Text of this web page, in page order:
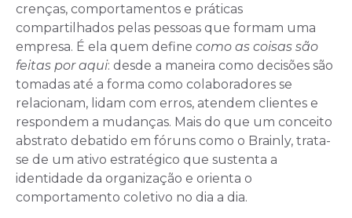
crenças, comportamentos e práticas
compartilhados pelas pessoas que formam uma
empresa. É ela quem define como as coisas são
feitas por aqui: desde a maneira como decisões são
tomadas até a forma como colaboradores se
relacionam, lidam com erros, atendem clientes e
respondem a mudanças. Mais do que um conceito
abstrato debatido em fóruns como o Brainly, trata-
se de um ativo estratégico que sustenta a
identidade da organização e orienta o
comportamento coletivo no dia a dia.